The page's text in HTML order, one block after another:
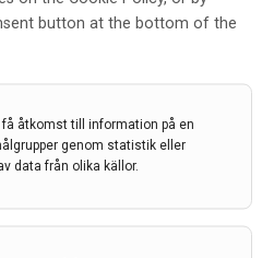
button at the bottom of the
åtkomst till information på en
genom statistik eller
data från olika källor.
sjukdomar som